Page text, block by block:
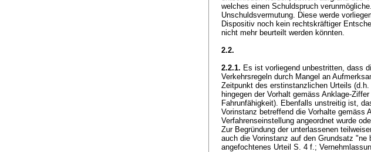
welches einen Schuldspruch
Unschuldsvermutung. Diese werde
Dispositiv noch kein rechtskräftiger
nicht mehr beurteilt werden könnten.
2.2.
2.2.1. Es ist vorliegend unbestritten, dass
Verkehrsregeln durch Mangel an
Zeitpunkt des erstinstanzlichen Urteils
hingegen der Vorhalt gemäss Anklage-
Fahrunfähigkeit). Ebenfalls unstreitig ist,
Vorinstanz betreffend die Vorhalte gemäss
Verfahrenseinstellung angeordnet wurde
Zur Begründung der unterlassenen
auch die Vorinstanz auf den Grundsatz
angefochtenes Urteil S. 4 f.;